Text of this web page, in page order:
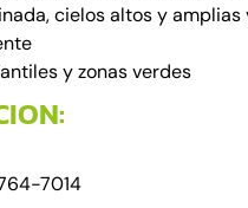
cielos altos y amplias
y zonas verdes
7014